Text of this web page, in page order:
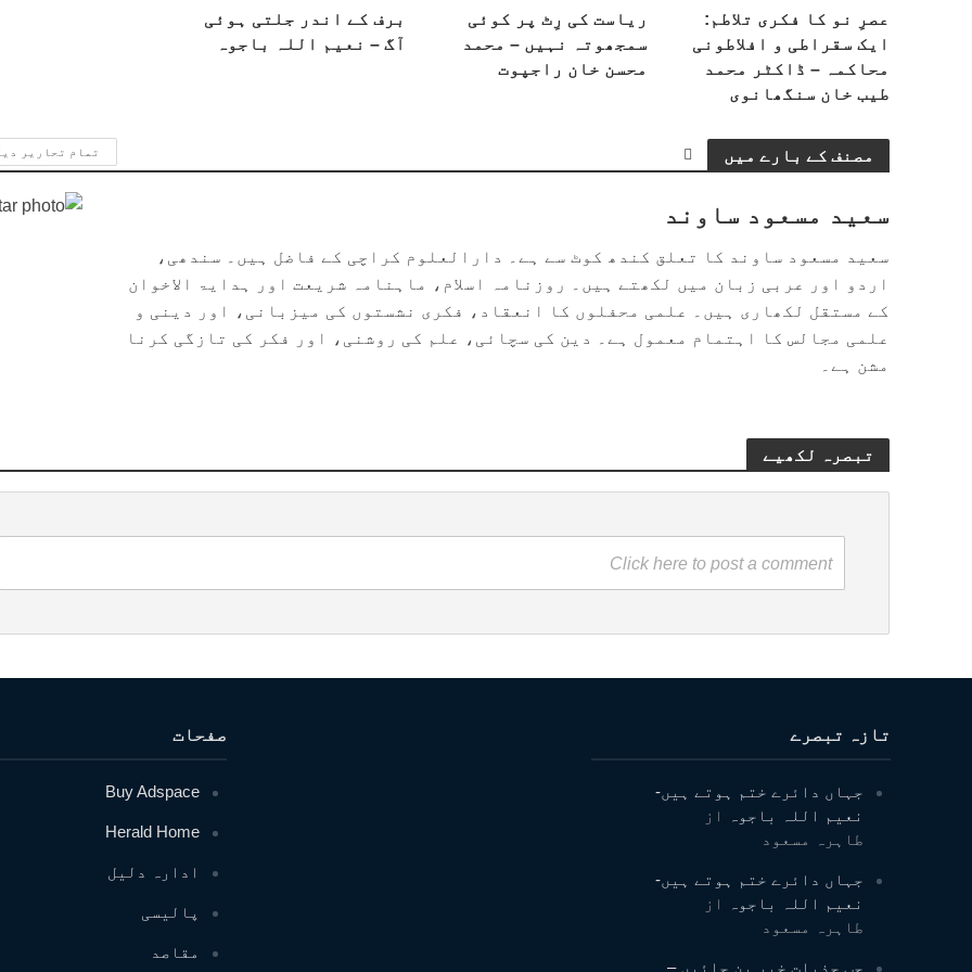
عصرِ نو کا فکری تلاطم:
ایک سقراطی و افلاطونی
محاکمہ – ڈاکٹر محمد
طیب خان سنگھانوی
ریاست کی رِٹ پر کوئی
سمجھوتہ نہیں – محمد
محسن خان راجپوت
برف کے اندر جلتی ہوئی
آگ – نعیم اللہ باجوہ
مصنف کے بارے میں تمام تحاریر
سعید مسعود ساوند
سعید مسعود ساوند کا تعلق کندھ کوٹ سے ہے۔ دارالعلوم کراچی کے فاضل ہیں۔ سندھی،
اردو اور عربی زبان میں لکھتے ہیں۔ روزنامہ اسلام، ماہنامہ شریعت اور ہدایۃ الاخوان
کے مستقل لکھاری ہیں۔ علمی محفلوں کا انعقاد، فکری نشستوں کی میزبانی، اور دینی و
علمی مجالس کا اہتمام معمول ہے۔ دین کی سچائی، علم کی روشنی، اور فکر کی تازگی کرنا
مشن ہے۔
تبصرہ لکھیے
Click here to post a comment
صفحات
Buy Adspace
Herald Home
ادارہ دلیل
پالیسی
مقاصد
تازہ تبصرے
جہاں دائرے ختم ہوتے ہیں-
نعیم اللہ باجوہ
از
طاہرہ مسعود
جہاں دائرے ختم ہوتے ہیں-
نعیم اللہ باجوہ
از
طاہرہ مسعود
جب جذبات خبر بن جائیں –